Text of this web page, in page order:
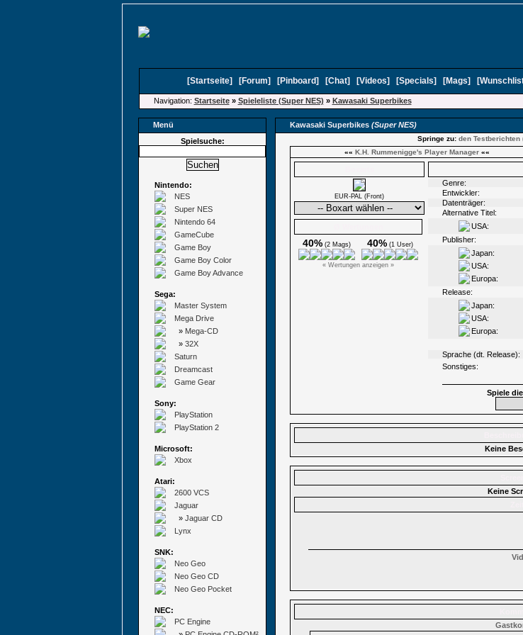
[Startseite] [Forum] [Pinboard] [Chat] [Videos] [Specials] [Mags] [
Navigation: Startseite» Spieleliste (Super NES) » Kawasaki Superbikes
Menü Kawasaki Superbikes (Super NES)
Spielsuche:
Nintendo:
NES
Super NES
Nintendo 64
GameCube
Game Boy
Game Boy Color
Game Boy Advance
Sega:
Master System
Mega Drive
» Mega-CD
» 32X
Saturn
Dreamcast
Game Gear
Sony:
PlayStation
PlayStation 2
Microsoft:
Xbox
Atari:
2600 VCS
Jaguar
» Jaguar CD
Lynx
SNK:
Neo Geo
Neo Geo CD
Neo Geo Pocket
NEC:
PC Engine
Springe zu: den Testberichten
«« K.H. Rummenigge's Player Manager««
EUR-PAL (Front)
40% (2 Mags) 40% (1 User)
« Wertungen anzeigen »
Genre:
Entwickler:
Datenträger:
Alternative Titel:
USA:
Publisher:
Japan:
USA:
Europa:
Release:
Japan:
USA:
Europa:
Sprache (dt. Release):
Sonstiges:
Spiele
Keine
Keine